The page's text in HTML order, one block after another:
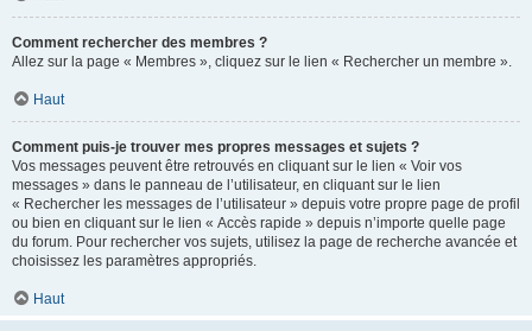
Comment rechercher des membres ?
Allez sur la page « Membres », cliquez sur le lien « Rechercher un membre ».
Haut
Comment puis-je trouver mes propres messages et sujets ?
Vos messages peuvent être retrouvés en cliquant sur le lien « Voir vos
messages » dans le panneau de l’utilisateur, en cliquant sur le lien
« Rechercher les messages de l’utilisateur » depuis votre propre page de profil
ou bien en cliquant sur le lien « Accès rapide » depuis n’importe quelle page
du forum. Pour rechercher vos sujets, utilisez la page de recherche avancée et
choisissez les paramètres appropriés.
Haut